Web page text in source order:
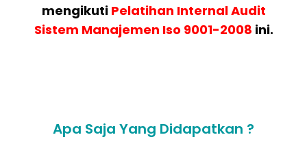
mengikuti Pelatihan Internal Audit
Sistem Manajemen Iso 9001-2008 ini.
Apa Saja Yang Didapatkan ?